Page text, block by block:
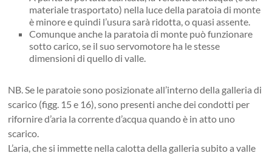
materiale trasportato) nella luce della paratoia di monte
è minore e quindi l’usura sarà ridotta, o quasi assente.
Comunque anche la paratoia di monte può funzionare
sotto carico, se il suo servomotore ha le stesse
dimensioni di quello di valle.
NB. Se le paratoie sono posizionate all’interno della galleria di
scarico (figg. 15 e 16), sono presenti anche dei condotti per
rifornire d’aria la corrente d’acqua quando è in atto uno
scarico.
L’aria, che si immette nella calotta della galleria subito a valle